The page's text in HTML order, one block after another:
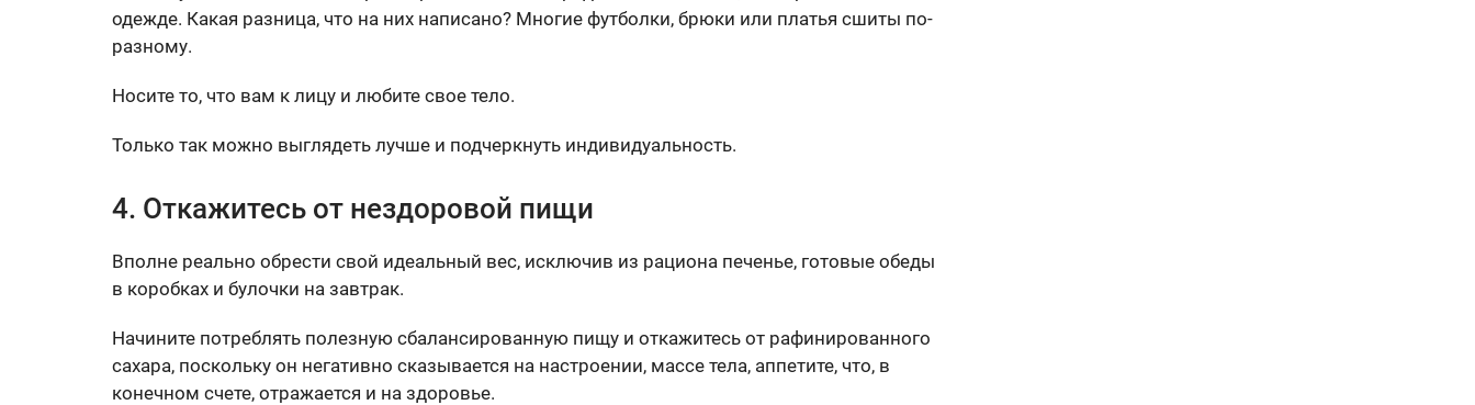
одежде. Какая разница, что на них написано? Многие футболки, брюки или платья сшиты по-
разному.
Носите то, что вам к лицу и любите свое тело.
Только так можно выглядеть лучше и подчеркнуть индивидуальность.
4. Откажитесь от нездоровой пищи
Вполне реально обрести свой идеальный вес, исключив из рациона печенье, готовые обеды
в коробках и булочки на завтрак.
Начините потреблять полезную сбалансированную пищу и откажитесь от рафинированного
сахара, поскольку он негативно сказывается на настроении, массе тела, аппетите, что, в
конечном счете, отражается и на здоровье.